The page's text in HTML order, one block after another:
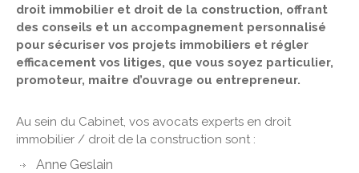
droit immobilier et droit de la construction, offrant
des conseils et un accompagnement personnalisé
pour sécuriser vos projets immobiliers et régler
efficacement vos litiges, que vous soyez particulier,
promoteur, maitre d’ouvrage ou entrepreneur.
Au sein du Cabinet, vos avocats experts en droit
immobilier / droit de la construction sont :
Anne Geslain